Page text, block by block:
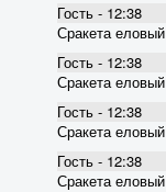
Гость - 12:38
Сракета
Гость - 12:38
Сракета
Гость - 12:38
Сракета
Гость - 12:38
Сракета